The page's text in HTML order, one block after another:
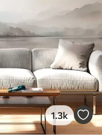
1.3k